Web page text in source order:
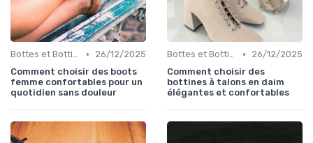
Bottes et Bottines •
26/12/2025
Comment choisir des boots
femme confortables pour un
quotidien sans douleur
Bottes et Bottines •
26/12/2025
Comment choisir des
bottines à talons en daim
élégantes et confortables